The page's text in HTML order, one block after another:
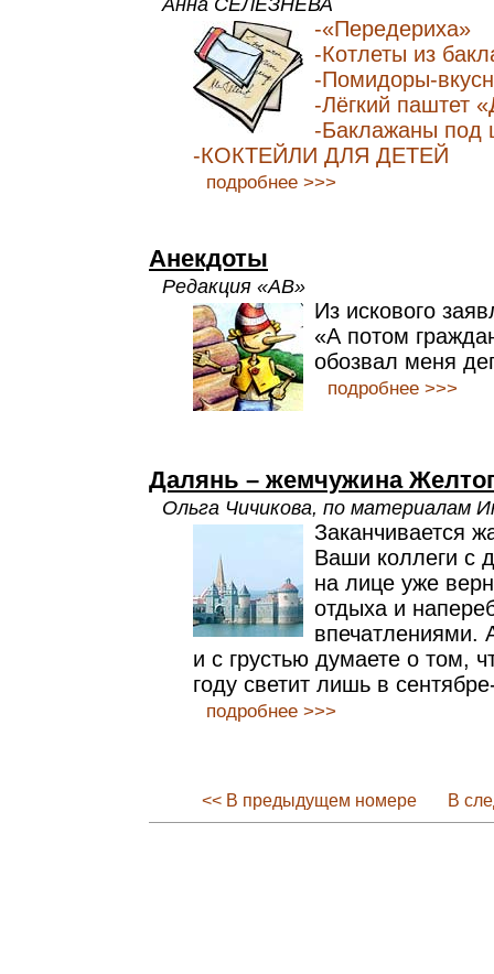
-«Передериха»
-Котлеты из
-Помидоры-
-Лёгкий паштет
-Баклажаны под
-КОКТЕЙЛИ ДЛЯ ДЕТЕЙ
подробнее >>>
Анекдоты
Редакция «АВ»
Из искового
«А потом
обозвал меня
подробнее >>>
Далянь – жемчужина
Ольга Чичикова, по материалам
Заканчивается
Ваши коллеги с
на лице уже
отдыха и
впечатлениями.
и с грустью думаете о том,
году светит лишь в
подробнее >>>
<< В предыдущем номере В